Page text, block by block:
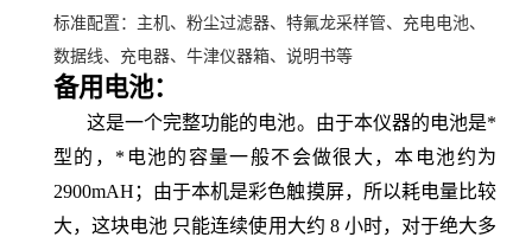
标准配置：主机、粉尘过滤器、特氟龙采样管、充电电池、
数据线、充电器、牛津仪器箱、说明书等
备用电池：
这是一个完整功能的电池。由于本仪器的电池是*
型的，*电池的容量一般不会做很 大，本电池约为
2900mAH ；由于本机是彩色触摸屏，所以耗电量比较
大，这块电池 只能连续使用大约 8 小时，对于绝大多